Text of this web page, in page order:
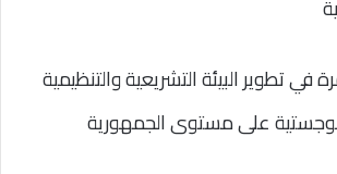
تطوير البيئة التشريعية والتنظيمية
على مستوى الجمهورية